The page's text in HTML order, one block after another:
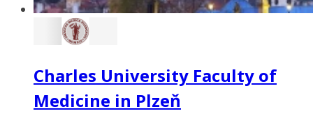
Charles University Faculty of
Medicine in Plzeň